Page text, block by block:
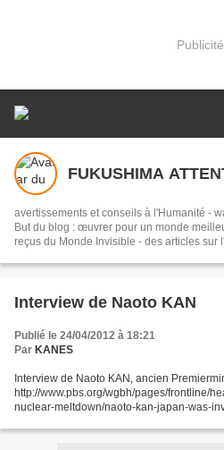
Publicité
FUKUSHIMA
avertissements et conseils à l'Humanité -
But du blog : œuvrer pour un monde meilleur en
reçus du Monde Invisible - des articles sur l'environnement et la santé aim of
from the Invisible World and articles on
Interview de Naoto KAN
Publié le 24/04/2012 à 18:21
Par KANES
Interview de Naoto KAN, ancien
http://www.pbs.org/wgbh/pages/frontline/
nuclear-meltdown/naoto-kan-japan-was-